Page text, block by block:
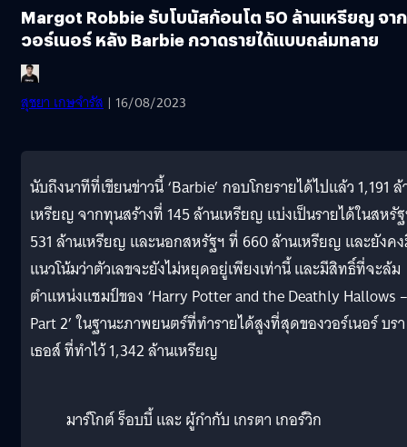
Margot Robbie รับโบนัสก้อนโต 50 ล้านเหรียญ จาก
วอร์เนอร์ หลัง Barbie กวาดรายได้แบบถล่มทลาย
สุชยา เกษจำรัส | 16/08/2023
นับถึงนาทีที่เขียนข่าวนี้ ‘Barbie’ กอบโกยรายได้ไปแล้ว 1,191
เหรียญ จากทุนสร้างที่ 145 ล้านเหรียญ แบ่งเป็นรายได้ในสหรั
531 ล้านเหรียญ และนอกสหรัฐฯ ที่ 660 ล้านเหรียญ และยังค
แนวโน้มว่าตัวเลขจะยังไม่หยุดอยู่เพียงเท่านี้ และมีสิทธิ์ที่จะล้ม
ตำแหน่งแชมป์ของ ‘Harry Potter and the Deathly Hallows –
Part 2’ ในฐานะภาพยนตร์ที่ทำรายได้สูงที่สุดของวอร์เนอร์ บรา
เธอส์ ที่ทำไว้ 1,342 ล้านเหรียญ
มาร์โกต์ ร็อบบี้ และ ผู้กำกับ เกรตา เกอร์วิก